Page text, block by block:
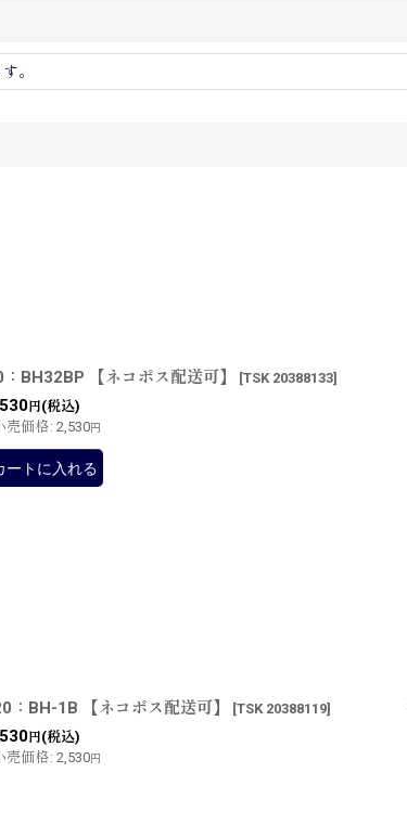
。
BH32BP 【ネコポス配送可】 [TSK 20388133]
円(税込)
売価格: 2,530円
ートに入れる
BH-1B 【ネコポス配送可】 [TSK 20388119]
円(税込)
売価格: 2,530円